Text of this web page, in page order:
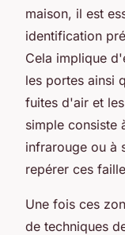
maison, il est
identification
Cela implique
les portes ainsi
fuites d'air et
simple consiste
infrarouge ou à
repérer ces
Une fois ces
de techniques